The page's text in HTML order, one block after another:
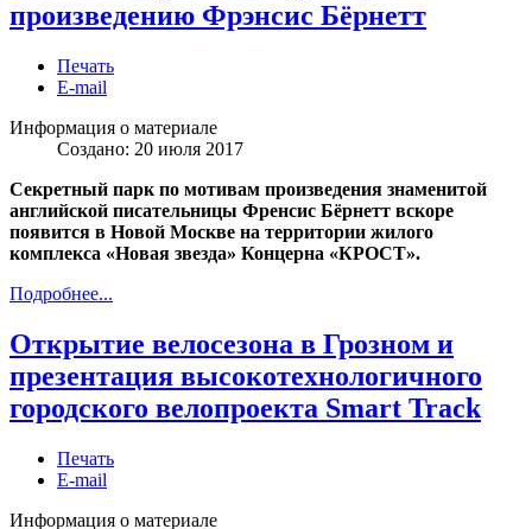
произведению Фрэнсис Бёрнетт
Печать
E-mail
Информация о материале
Создано: 20 июля 2017
Секретный парк по мотивам произведения знаменитой
английской писательницы Френсис Бёрнетт вскоре
появится в Новой Москве на территории жилого
комплекса «Новая звезда» Концерна «КРОСТ».
Подробнее...
Открытие велосезона в Грозном и
презентация высокотехнологичного
городского велопроекта Smart Track
Печать
E-mail
Информация о материале